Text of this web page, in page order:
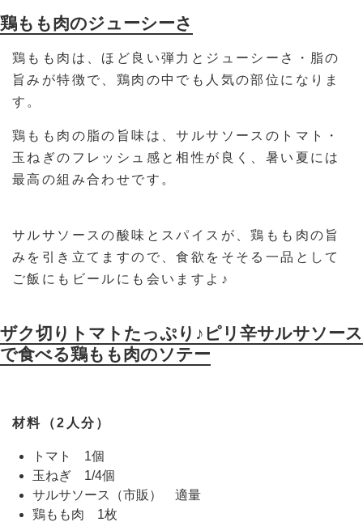
鶏もも肉のジューシーさ
鶏もも肉は、ほど良い弾力とジューシーさ・脂の
旨みが特徴で、鶏肉の中でも人気の部位になりま
す。
鶏もも肉の脂の旨味は、サルサソースのトマト・
玉ねぎのフレッシュ感と相性が良く、暑い夏には
最高の組み合わせです。
サルサソースの酸味とスパイスが、鶏もも肉の旨
みを引き立てますので、食欲をそそる一品として
ご飯にもビールにも会いますよ♪
ザク切りトマトたっぷり♪ピリ辛サルサソース
で食べる鶏もも肉のソテー
材料（2人分）
トマト 1個
玉ねぎ 1/4個
サルサソース（市販） 適量
鶏もも肉 1枚